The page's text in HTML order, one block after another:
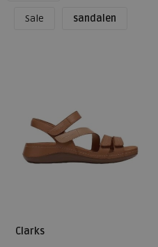
Sale sandalen
Clarks